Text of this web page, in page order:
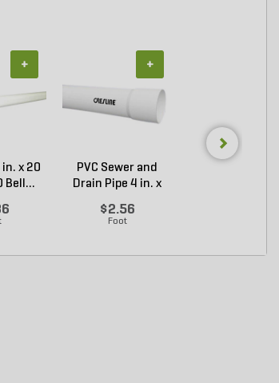
in. x 20
Bell...
+
PVC Sewer and
Drain Pipe 4 in. x
$2.56
Foot
+